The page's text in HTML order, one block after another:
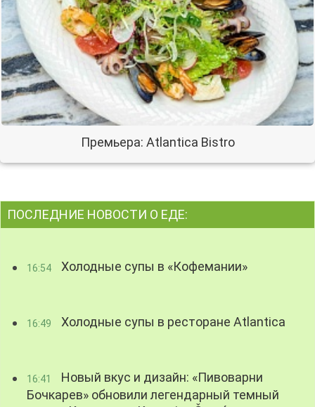
Премьера: Atlantica Bistro
ПОСЛЕДНИЕ НОВОСТИ О ЕДЕ:
16:54 Холодные супы в «Кофемании»
16:49 Холодные супы в ресторане Atlantica
16:41
Новый вкус и дизайн: «Пивоварни
Бочкарев» обновили легендарный темный